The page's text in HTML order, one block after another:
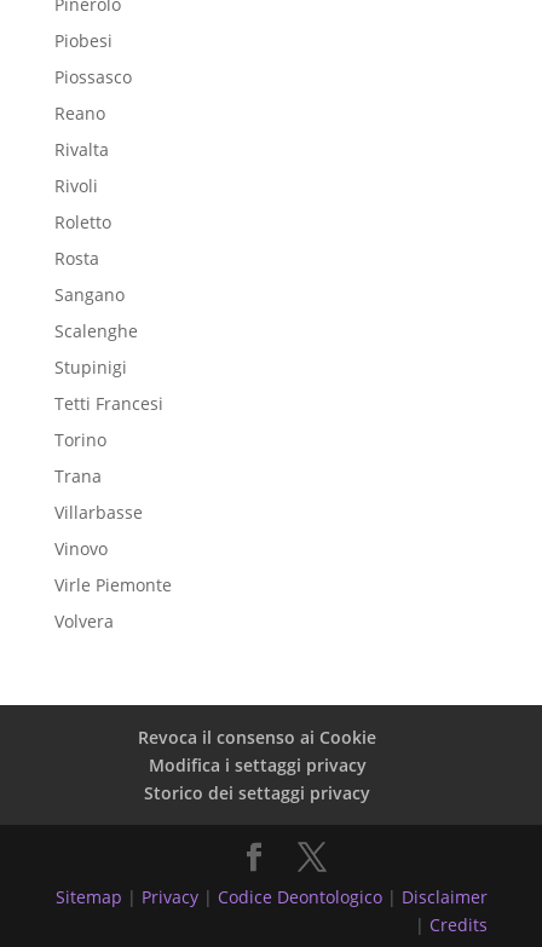
Piobesi
Piossasco
Reano
Rivalta
Rivoli
Roletto
Rosta
Sangano
Scalenghe
Stupinigi
Tetti Francesi
Torino
Trana
Villarbasse
Vinovo
Virle Piemonte
Volvera
Revoca il consenso ai Cookie
Modifica i settaggi privacy
Storico dei settaggi privacy
Sitemap | Privacy | Codice Deontologico | Disclaimer
| Credits